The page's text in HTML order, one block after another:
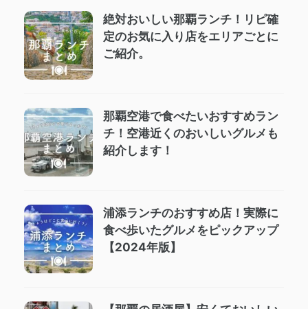
絶対おいしい那覇ランチ！リピ確
定のお気に入り店をエリアごとに
ご紹介。
那覇空港で食べたいおすすめラン
チ！空港近くのおいしいグルメも
紹介します！
浦添ランチのおすすめ店！実際に
食べ歩いたグルメをピックアップ
【2024年版】